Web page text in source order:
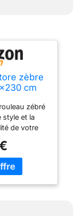
zèbre
cm
zébré
style et la
de votre
【Durable et
d'entretien
à partir de